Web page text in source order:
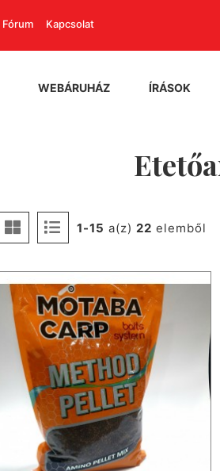
Fórum Kapcsolat
WEBÁRUHÁZ ÍRÁSOK
1-15 a(z) 22 elemből